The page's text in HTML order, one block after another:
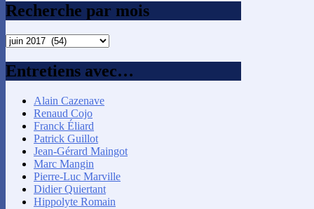
Recherche par mois
Recherche
mois
Entretiens avec…
Alain Cazenave
Renaud Cojo
Franck Éliard
Patrick Guillot
Jean-Gérard Maingot
Marc Mangin
Pierre-Luc Marville
Didier Quiertant
Hippolyte Romain